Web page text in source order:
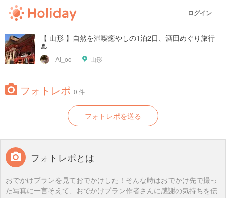
ログイン
【 山形 】自然を満喫癒やしの1泊2日、酒田めぐり旅行
♨
Ai_oo 山形
フォトレポ 0 件
フォトレポを送る
フォトレポとは
おでかけプランを見ておでかけした！そんな時はおでかけ先で撮っ
た写真に一言そえて、おでかけプラン作者さんに感謝の気持ちを伝